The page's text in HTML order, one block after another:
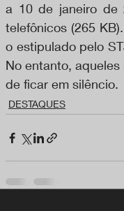
a 10 de janeiro de
telefônicos (265
o estipulado pelo
No entanto,
de ficar em silêncio.
DESTAQUES